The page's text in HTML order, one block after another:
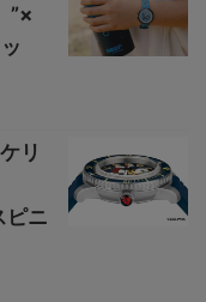
”×
リ
ピニ